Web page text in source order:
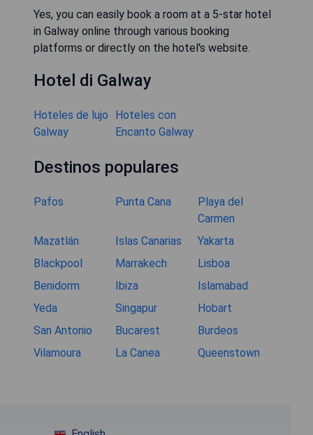
Yes, you can easily book a room at a 5-star hotel
in Galway online through various booking
platforms or directly on the hotel's website.
Hotel di Galway
Hoteles de lujo
Galway
Hoteles con
Encanto Galway
Destinos populares
Pafos Punta Cana
Playa del
Carmen
Mazatlán
Islas Canarias
Yakarta
Blackpool
Marrakech
Lisboa
Benidorm
Ibiza
Islamabad
Yeda
Singapur
Hobart
San Antonio
Bucarest
Burdeos
Vilamoura
La Canea Queenstown